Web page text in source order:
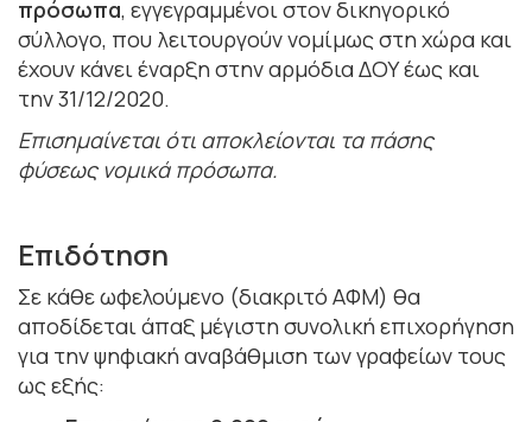
πρόσωπα, εγγεγραμμένοι στον δικηγορικό
σύλλογο, που λειτουργούν νομίμως στη χώρα και
έχουν κάνει έναρξη στην αρμόδια ΔΟΥ έως και
την 31/12/2020.
Επισημαίνεται ότι αποκλείονται τα πάσης
φύσεως νομικά πρόσωπα.
Επιδότηση
Σε κάθε ωφελούμενο (διακριτό ΑΦΜ) θα
αποδίδεται άπαξ μέγιστη συνολική επιχορήγηση
για την ψηφιακή αναβάθμιση των γραφείων τους
ως εξής: